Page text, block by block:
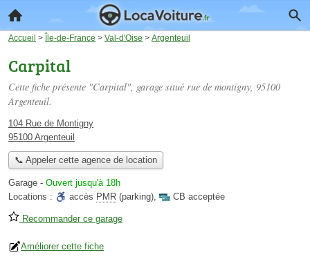
Accueil > Île-de-France > Val-d'Oise > Argenteuil
Carpital
Cette fiche présente "Carpital", garage situé rue de montigny, 95100
Argenteuil.
104 Rue de Montigny
95100 Argenteuil
📞 Appeler cette agence de location
Garage - Ouvert jusqu'à 18h
Locations :
accès PMR (parking), CB acceptée
Recommander ce garage
Améliorer cette fiche